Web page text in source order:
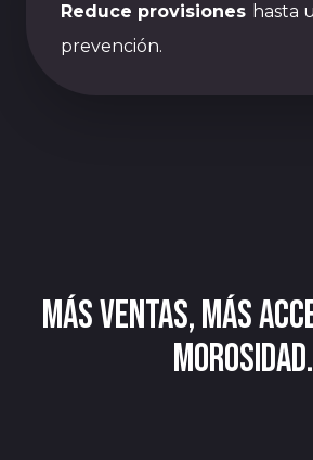
Reduce provisiones hasta
prevención.
MÁS VENTAS, MÁS
MOROSIDAD.